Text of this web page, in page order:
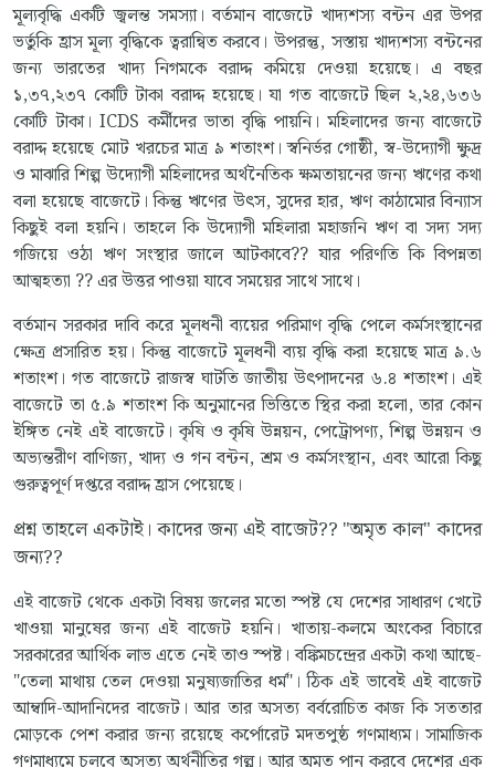
মূল্যবৃদ্ধি একটি জ্বলন্ত সমস্যা। বর্তমান বাজেটে খাদ্যশস্য বন্টন এর উপর
ভর্তুকি হ্রাস মূল্য বৃদ্ধিকে ত্বরান্বিত করবে। উপরন্তু, সস্তায় খাদ্যশস্য বন্টনের
জন্য ভারতের খাদ্য নিগমকে বরাদ্দ কমিয়ে দেওয়া হয়েছে। এ বছর
১,৩৭,২৩৭ কোটি টাকা বরাদ্দ হয়েছে। যা গত বাজেটে ছিল ২,২৪,৬৩৬
কোটি টাকা। ICDS কর্মীদের ভাতা বৃদ্ধি পায়নি। মহিলাদের জন্য বাজেটে
বরাদ্দ হয়েছে মোট খরচের মাত্র ৯ শতাংশ। স্বনির্ভর গোষ্ঠী, স্ব-উদ্যোগী ক্ষুদ্র
ও মাঝারি শিল্প উদ্যোগী মহিলাদের অর্থনৈতিক ক্ষমতায়নের জন্য ঋণের কথা
বলা হয়েছে বাজেটে। কিন্তু ঋণের উৎস, সুদের হার, ঋণ কাঠামোর বিন্যাস
কিছুই বলা হয়নি। তাহলে কি উদ্যোগী মহিলারা মহাজনি ঋণ বা সদ্য সদ্য
গজিয়ে ওঠা ঋণ সংস্থার জালে আটকাবে?? যার পরিণতি কি বিপন্নতা
আত্মহত্যা ?? এর উত্তর পাওয়া যাবে সময়ের সাথে সাথে।
বর্তমান সরকার দাবি করে মূলধনী ব্যয়ের পরিমাণ বৃদ্ধি পেলে কর্মসংস্থানের
ক্ষেত্র প্রসারিত হয়। কিন্তু বাজেটে মূলধনী ব্যয় বৃদ্ধি করা হয়েছে মাত্র ৯.৬
শতাংশ। গত বাজেটে রাজস্ব ঘাটতি জাতীয় উৎপাদনের ৬.৪ শতাংশ। এই
বাজেটে তা ৫.৯ শতাংশ কি অনুমানের ভিত্তিতে স্থির করা হলো, তার কোন
ইঙ্গিত নেই এই বাজেটে। কৃষি ও কৃষি উন্নয়ন, পেট্রোপণ্য, শিল্প উন্নয়ন ও
অভ্যন্তরীণ বাণিজ্য, খাদ্য ও গন বন্টন, শ্রম ও কর্মসংস্থান, এবং আরো কিছু
গুরুত্বপূর্ণ দপ্তরে বরাদ্দ হ্রাস পেয়েছে।
প্রশ্ন তাহলে একটাই। কাদের জন্য এই বাজেট?? "অমৃত কাল" কাদের
জন্য??
এই বাজেট থেকে একটা বিষয় জলের মতো স্পষ্ট যে দেশের সাধারণ খেটে
খাওয়া মানুষের জন্য এই বাজেট হয়নি। খাতায়-কলমে অংকের বিচারে
সরকারের আর্থিক লাভ এতে নেই তাও স্পষ্ট। বঙ্কিমচন্দ্রের একটা কথা আছে-
"তেলা মাথায় তেল দেওয়া মনুষ্যজাতির ধর্ম"। ঠিক এই ভাবেই এই বাজেট
আম্বাদি-আদানিদের বাজেট। আর তার অসত্য বর্বরোচিত কাজ কি সততার
মোড়কে পেশ করার জন্য রয়েছে কর্পোরেট মদতপুষ্ঠ গণমাধ্যম। সামাজিক